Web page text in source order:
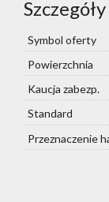
Szczegóły
Symbol oferty
Powierzchnia
Kaucja zabezp.
Standard
Przeznaczenie